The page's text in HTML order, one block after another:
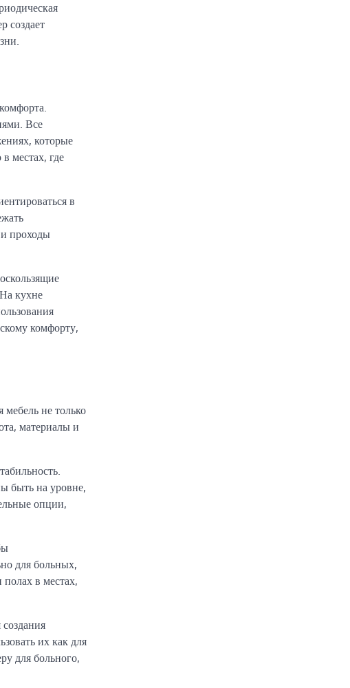
создает
Все
которые
местах, где
в
проходы
кухне
комфорту,
не только
материалы и
быть на уровне,
опции,
для больных,
в местах,
их как для
для больного,